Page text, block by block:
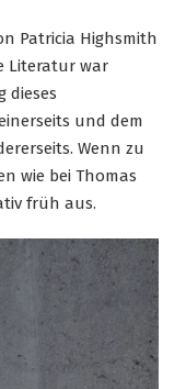
Patricia Highsmith
Literatur war
dieses
und dem
Wenn zu
wie bei Thomas
früh aus.